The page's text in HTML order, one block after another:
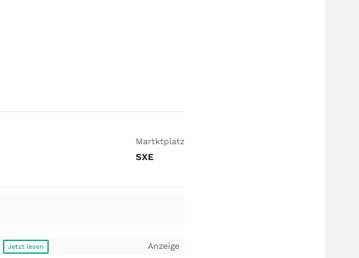
Martktplatz
SXE
Jetzt lesen Anzeige